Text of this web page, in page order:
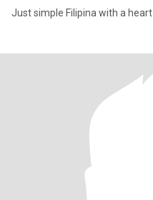
Just simple Filipina with a heart